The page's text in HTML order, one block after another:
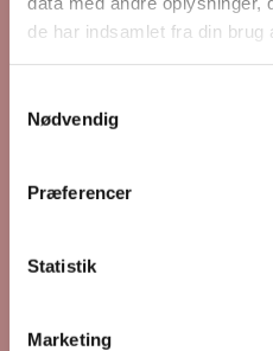
de har indsamlet fra din brug
Nødvendig
Præferencer
Statistik
Marketing
Du vil